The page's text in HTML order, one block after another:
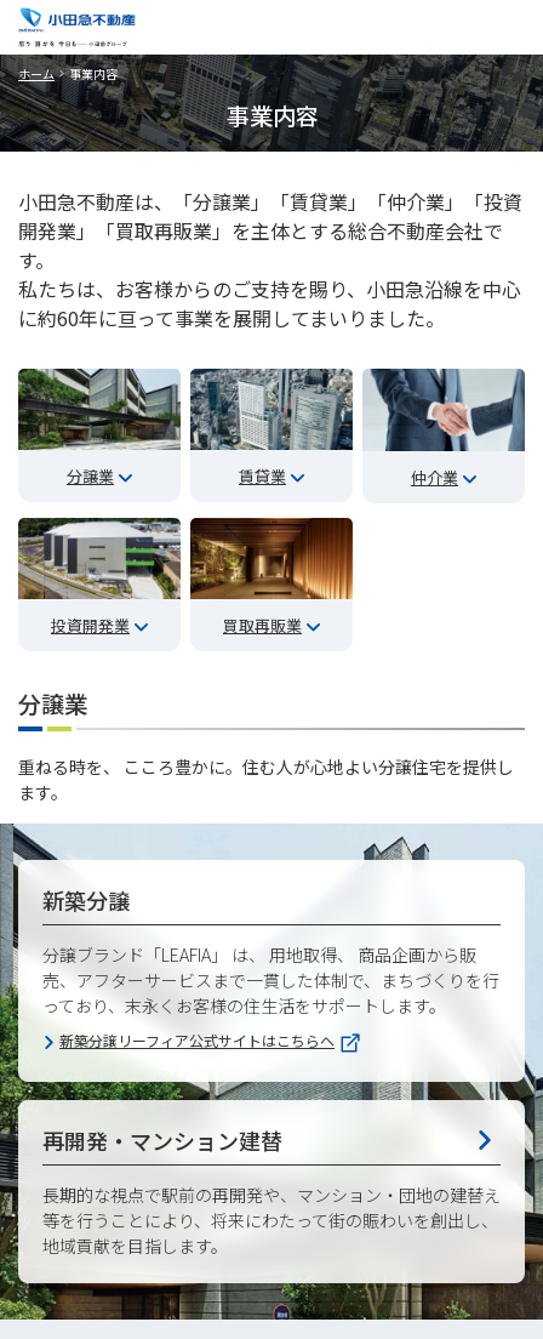
ホーム 事業内容
事業内容
小田急不動産は、「分譲業」「賃貸業」「仲介業」「投資
開発業」「買取再販業」を主体とする総合不動産会社で
す。
私たちは、お客様からのご支持を賜り、 小田急沿線を中心
に約60年に亘って事業を展開してまいりました。
分譲業 賃貸業 仲介業
投資開発業 買取再販業
分譲業
重ねる時を、 こころ豊かに。住む人が心地よい分譲住宅を提供し
ます。
新築分譲
分譲ブランド「LEAFIA」 は、 用地取得、 商品企画から販
売、アフターサービスまで一貫した体制で、まちづくりを行
っており、末永くお客様の住生活をサポートします。
新築分譲リーフィア公式サイトはこちらへ
再開発・マンション建替
長期的な視点で駅前の再開発や、マンション・団地の建替え
等を行うことにより、将来にわたって街の賑わいを創出し、
地域貢献を目指します。